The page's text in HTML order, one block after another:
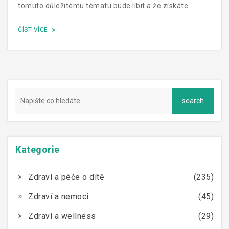
tomuto důležitému tématu bude líbit a že získáte
lepší než léčba!
ČÍST VÍCE
Kategorie
Zdraví a péče o dítě
(235)
Zdraví a nemoci
(45)
Zdraví a wellness
(29)